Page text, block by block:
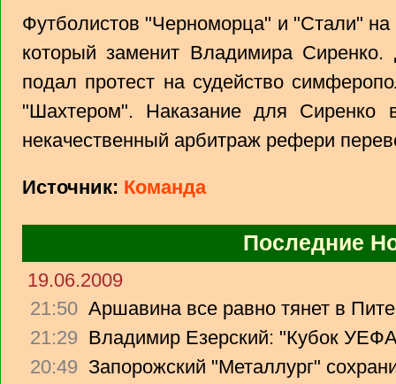
Футболистов "Черноморца" и "Стали"
который заменит Владимира
подал протест на судейство
"Шахтером". Наказание для Сиренко
некачественный арбитраж рефери
Источник: Команда
Последние
19.06.2009
21:50 Аршавина все равно тянет в
21:29 Владимир Езерский: "Кубок
20:49 Запорожский "Металлург"